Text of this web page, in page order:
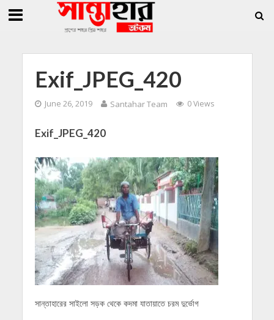
সাধারণ সম্পাদক সোহাগ » সান্তাহারে হেরোইনসহ যুবক গ্রেফতার
Exif_JPEG_420
June 26, 2019 Santahar Team 0 Views
Exif_JPEG_420
সান্তাহারের সাইলো সড়ক থেকে কদমা যাতায়াতে চরম দুর্ভোগ